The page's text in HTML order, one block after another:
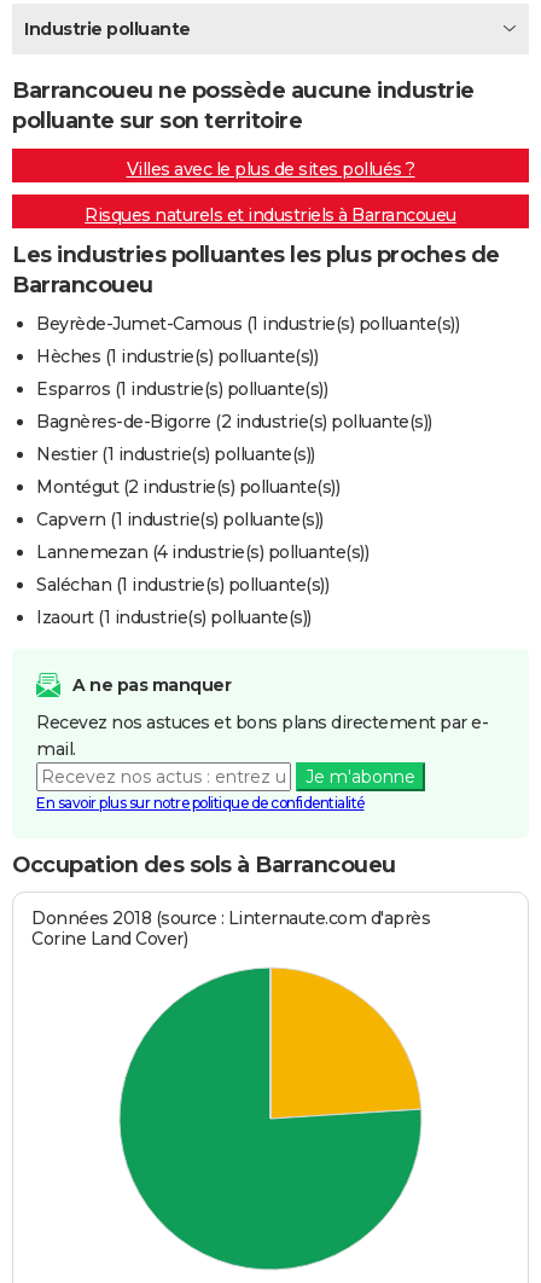
Destinations
City break
Voyage nature
Voyage de noces
Forum
Climat
+PHOTO
GUIDES D'ACHAT
BONS PLANS
CARTE DE VOEUX
Carte de Noël
Carte Bonne année
Carte Saint-Valentin
Carte Pâques
Carte d'anniversaire
DICTIONNAIRE
Dictionnaire
Biographies
Citations
Expressions
Proverbes
PROGRAMME TV
COPAINS D'AVANT
S'inscrire
Se connecter
Lycées
Collèges
Primaires
Universités
Entreprises
Service militaire
Avis de recherche
AVIS DE DÉCÈS
FORUM
Bricolage
Lifestyle
Culture
Sport
Auto
Television
Voyage
Cinema
Industrie polluante
Barrancoueu ne possède aucune industrie
polluante sur son territoire
Villes avec le plus de sites pollués ?
Risques naturels et industriels à Barrancoueu
Les industries polluantes les plus proches de
Barrancoueu
Beyrède-Jumet-Camous (1 industrie(s) polluante(s))
Hèches (1 industrie(s) polluante(s))
Esparros (1 industrie(s) polluante(s))
Bagnères-de-Bigorre (2 industrie(s) polluante(s))
Nestier (1 industrie(s) polluante(s))
Montégut (2 industrie(s) polluante(s))
Capvern (1 industrie(s) polluante(s))
Lannemezan (4 industrie(s) polluante(s))
Saléchan (1 industrie(s) polluante(s))
Izaourt (1 industrie(s) polluante(s))
A ne pas manquer
Recevez nos astuces et bons plans directement par e-
mail.
Je m'abonne
En savoir plus sur notre politique de confidentialité
Occupation des sols à Barrancoueu
Données 2018 (source : Linternaute.com d'après
Corine Land Cover)